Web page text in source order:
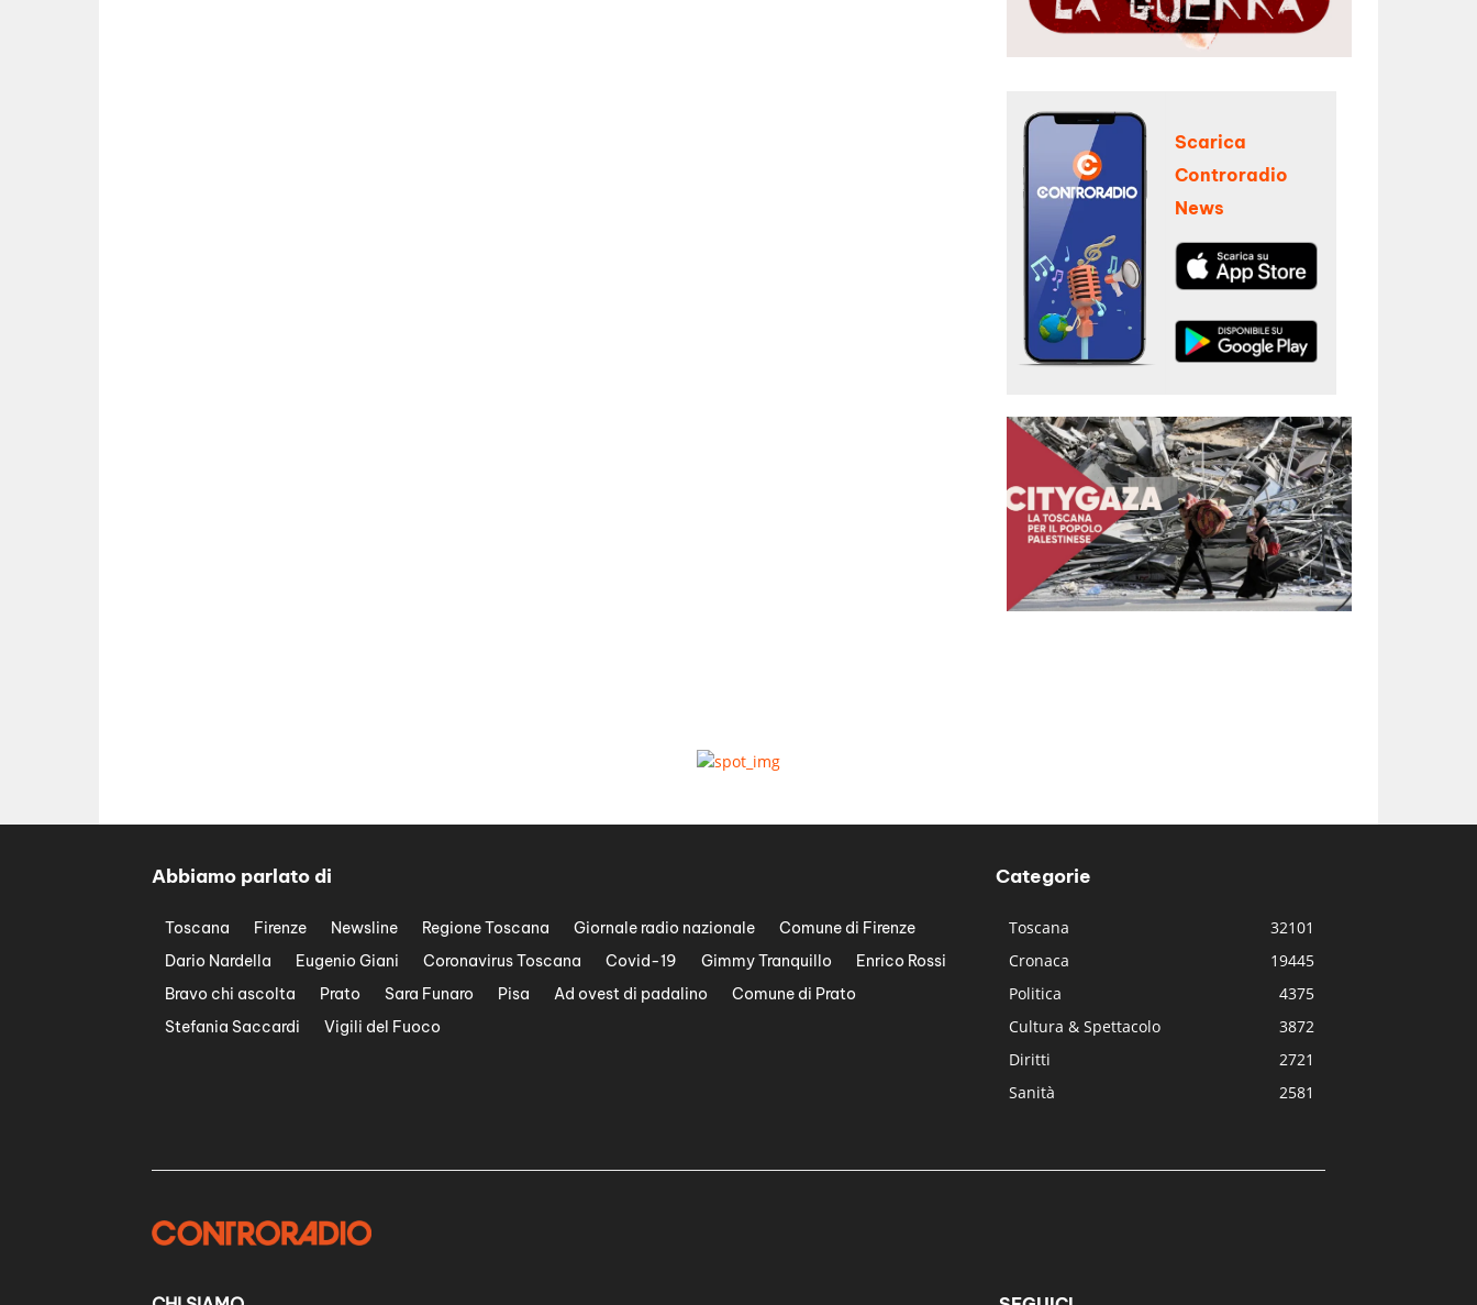
Scarica
Controradio
News
Abbiamo parlato di
Toscana Firenze Newsline Regione Toscana Giornale radio nazionale
Comune di Firenze
Dario Nardella
Eugenio Giani Coronavirus Toscana Covid-19 Gimmy Tranquillo
Enrico Rossi
Bravo chi ascolta
Prato Sara Funaro Pisa Ad ovest di padalino
Comune di Prato
Stefania Saccardi
Vigili del Fuoco
Categorie
Toscana
32101
Cronaca
19445
Politica
4375
Cultura & Spettacolo
3872
Diritti
2721
Sanità
2581